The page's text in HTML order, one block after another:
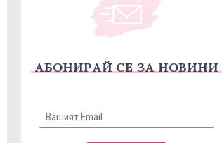
АБОНИРАЙ СЕ ЗА НОВИНИ